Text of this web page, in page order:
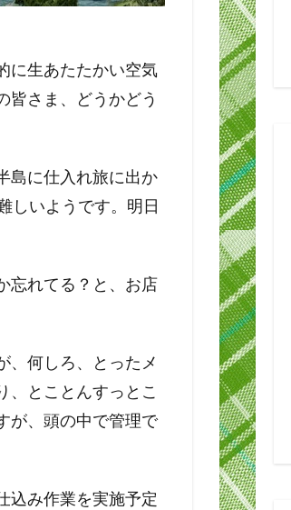
に生あたたかい空気
皆さま、どうかどう
島に仕入れ旅に出か
しいようです。明日
忘れてる？と、お店
、何しろ、とったメ
、とことんすっとこ
が、頭の中で管理で
込み作業を実施予定